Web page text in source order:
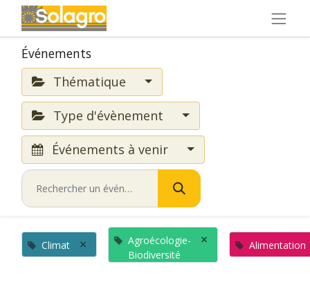
Événements
Thématique
Type d'évènement
Événements à venir
Climat ×
Agroécologie-
Biodiversité
× Alimentation